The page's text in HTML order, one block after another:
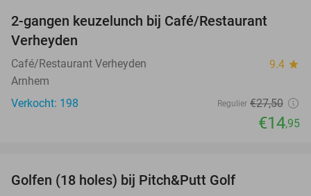
2-gangen keuzelunch bij Café/Restaurant
Verheyden
Café/Restaurant Verheyden 9.4 star
Arnhem
Verkocht: 198
Regulier €27,50
€14,95
Golfen (18 holes) bij Pitch&Putt Golf